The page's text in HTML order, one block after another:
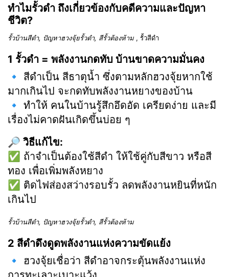
ทำไมรั้วดำ ถึงเกี่ยวข้องกับคดีความและปัญหา
ชีวิต?
รั้วบ้านสีดำ, ปัญหาฮวงจุ้ยรั้วดำ, สีรั้วต้องห้าม , รั้วสีดำ
1 รั้วดำ = พลังงานกดทับ บ้านขาดความมั่นคง
🔹 สีดำเป็น สีธาตุน้ำ ซึ่งตามหลักฮวงจุ้ยหากใช้
มากเกินไป จะกดทับพลังงานหยางของบ้าน
🔹 ทำให้ คนในบ้านรู้สึกอึดอัด เครียดง่าย และมี
เรื่องไม่คาดฝันเกิดขึ้นบ่อย ๆ
🔎 วิธีแก้ไข:
✅ ถ้าจำเป็นต้องใช้สีดำ ให้ใช้คู่กับสีขาว หรือสี
ทอง เพื่อเพิ่มพลังหยาง
✅ ติดไฟส่องสว่างรอบรั้ว ลดพลังงานหยินที่หนัก
เกินไป
รั้วบ้านสีดำ, ปัญหาฮวงจุ้ยรั้วดำ, สีรั้วต้องห้าม
2 สีดำดึงดูดพลังงานแห่งความขัดแย้ง
🔹 ฮวงจุ้ยเชื่อว่า สีดำอาจกระตุ้นพลังงานแห่ง